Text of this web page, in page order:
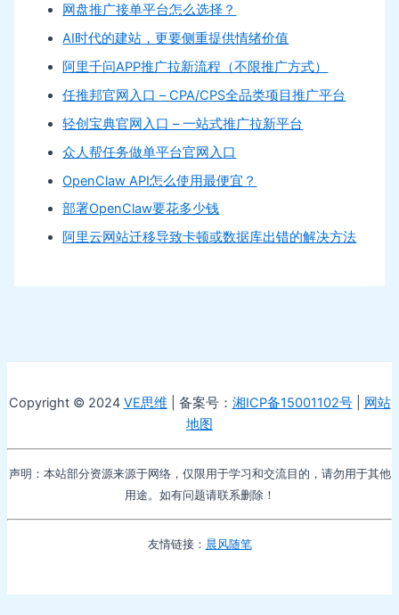
网盘推广接单平台怎么选择？
AI时代的建站，更要侧重提供情绪价值
阿里千问APP推广拉新流程（不限推广方式）
任推邦官网入口 – CPA/CPS全品类项目推广平台
轻创宝典官网入口 – 一站式推广拉新平台
众人帮任务做单平台官网入口
OpenClaw API怎么使用最便宜？
部署OpenClaw要花多少钱
阿里云网站迁移导致卡顿或数据库出错的解决方法
Copyright © 2024 VE思维 | 备案号： 湘ICP备15001102号| 网站
地图
声明：本站部分资源来源于网络，仅限用于学习和交流目的，请勿用于其他
用途。如有问题请联系删除！
友情链接： 晨风随笔